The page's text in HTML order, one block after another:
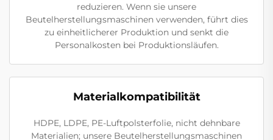
reduzieren. Wenn sie unsere
Beutelherstellungsmaschinen verwenden, führt dies
zu einheitlicherer Produktion und senkt die
Personalkosten bei Produktionsläufen.
Materialkompatibilität
HDPE, LDPE, PE-Luftpolsterfolie, nicht dehnbare
Materialien; unsere Beutelherstellungsmaschinen